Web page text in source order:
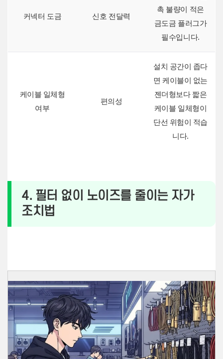
커넥터 도금 신호 전달력
촉 불량이 적은
금도금 플러그가
필수입니다.
케이블 일체형
여부
편의성
설치 공간이 좁다
면 케이블이 없는
젠더형보다 짧은
케이블 일체형이
단선 위험이 적습
니다.
4. 필터 없이 노이즈를 줄이는 자가
조치법